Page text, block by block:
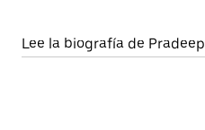
Lee la biografía de Pradeep